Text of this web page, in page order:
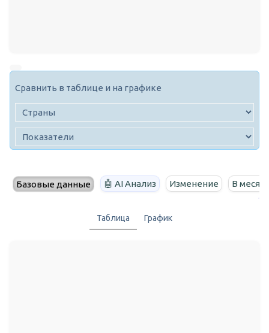
Сравнить в таблице и на графике
Базовые данные 🤖 AI Анализ Изменение В месяц
Таблица График